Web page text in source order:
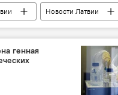
Новости Латвии
генная